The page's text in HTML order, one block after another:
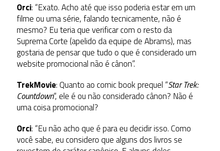
Orci: “Exato. Acho até que isso poderia estar em um
filme ou uma série, falando tecnicamente, não é
mesmo? Eu teria que verificar com o resto da
Suprema Corte (apelido da equipe de Abrams), mas
gostaria de pensar que tudo o que é considerado um
website promocional não é cânon”.
TrekMovie: Quanto ao comic book prequel “Star Trek:
Countdown“, ele é ou não considerado cânon? Não é
uma coisa promocional?
Orci: “Eu não acho que é para eu decidir isso. Como
você sabe, eu considero que alguns dos livros se